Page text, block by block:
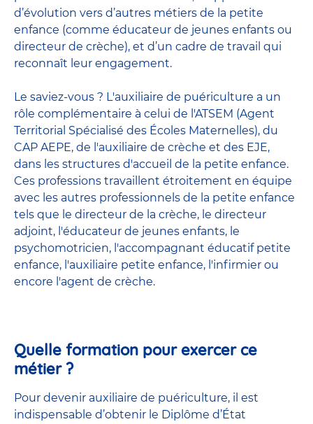
d’évolution vers d’autres métiers de la petite
enfance (comme éducateur de jeunes enfants ou
directeur de crèche), et d’un cadre de travail qui
reconnaît leur engagement.
Le saviez-vous ? L'auxiliaire de puériculture a un
rôle complémentaire à celui de l'ATSEM (Agent
Territorial Spécialisé des Écoles Maternelles), du
CAP AEPE, de l'auxiliaire de crèche et des EJE,
dans les structures d'accueil de la petite enfance.
Ces professions travaillent étroitement en équipe
avec les autres professionnels de la petite enfance
tels que le directeur de la crèche, le directeur
adjoint, l'éducateur de jeunes enfants, le
psychomotricien, l'accompagnant éducatif petite
enfance, l'auxiliaire petite enfance, l'infirmier ou
encore l'agent de crèche.
Quelle formation pour exercer ce
métier ?
Pour devenir auxiliaire de puériculture, il est
indispensable d’obtenir le Diplôme d’État